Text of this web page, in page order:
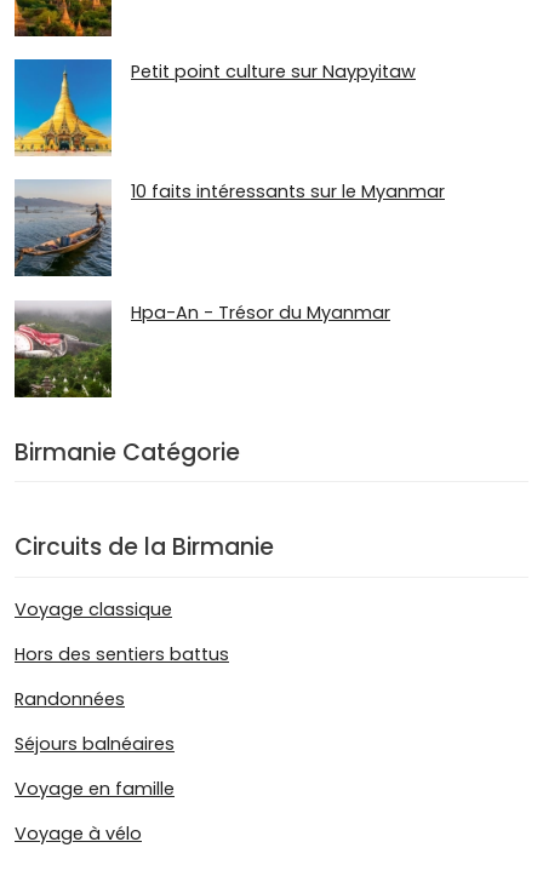
Petit point culture sur Naypyitaw
10 faits intéressants sur le Myanmar
Hpa-An - Trésor du Myanmar
Birmanie Catégorie
Circuits de la Birmanie
Voyage classique
Hors des sentiers battus
Randonnées
Séjours balnéaires
Voyage en famille
Voyage à vélo